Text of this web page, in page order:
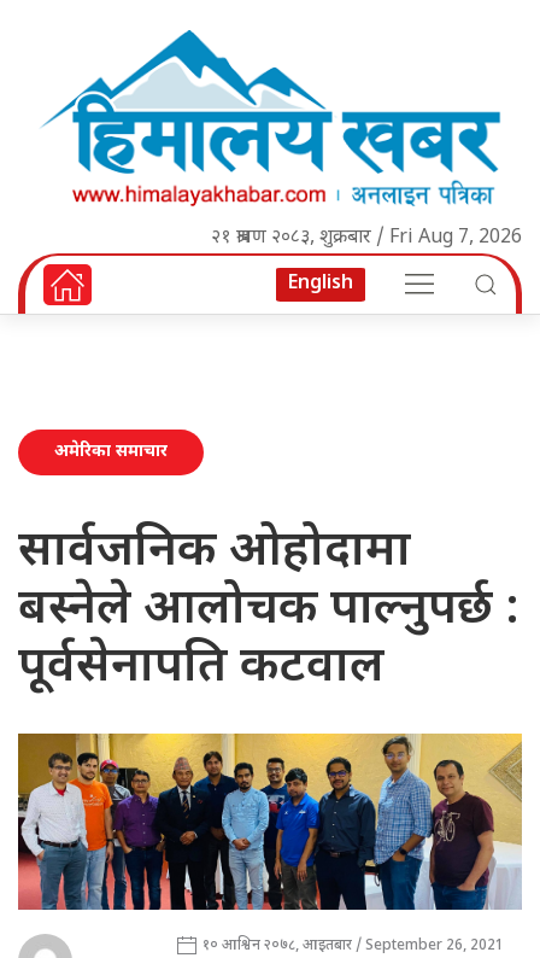
२१ श्रावण २०८३, शुक्रबार / Fri Aug 7, 2026
English
अमेरिका समाचार
सार्वजनिक ओहोदामा
बस्नेले आलोचक पाल्नुपर्छ :
पूर्वसेनापति कटवाल
१० आश्विन २०७८, आइतबार / September 26, 2021